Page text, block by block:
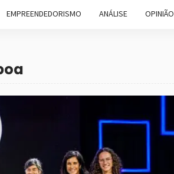
EMPREENDEDORISMO ANÁLISE OPINIÃO